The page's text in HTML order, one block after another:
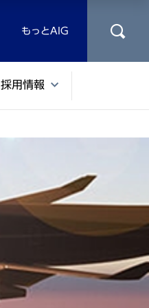
もっとAIG
採用情報